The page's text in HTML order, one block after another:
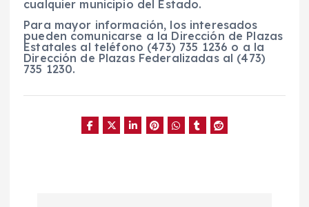
cualquier municipio del Estado.
Para mayor información, los interesados
pueden comunicarse a la Dirección de Plazas
Estatales al teléfono (473) 735 1236 o a la
Dirección de Plazas Federalizadas al (473)
735 1230.